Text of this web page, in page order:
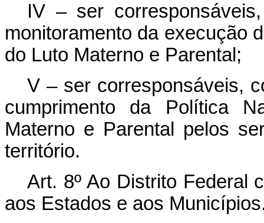
IV – ser
monitoramento da execução
do Luto Materno e Parental;
V – ser corresponsáveis,
cumprimento da Política
Materno e Parental pelos
território.
Art. 8ºAo Distrito Federal
aos Estados e aos